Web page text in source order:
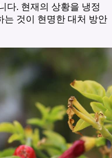
다. 현재의 상황을 냉정
는 것이 현명한 대처 방안